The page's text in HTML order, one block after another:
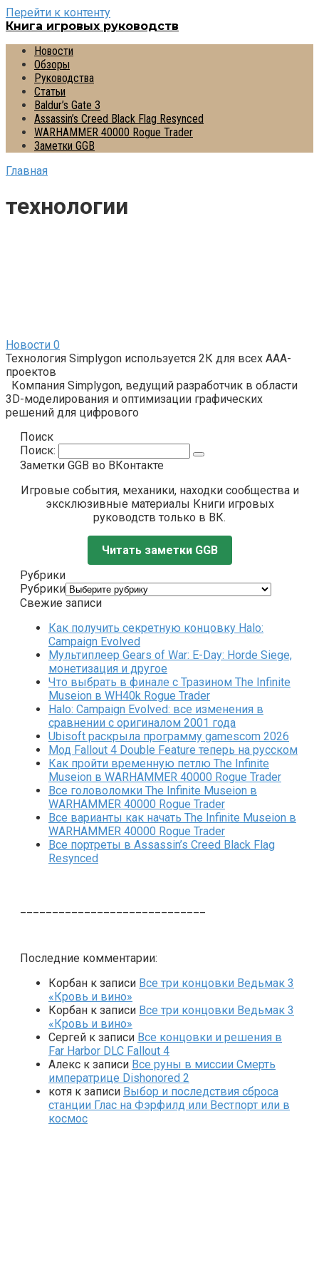
Перейти к контенту
Книга игровых руководств
Новости
Обзоры
Руководства
Статьи
Baldur’s Gate 3
Assassin’s Creed Black Flag Resynced
WARHAMMER 40000 Rogue Trader
Заметки GGB
Главная
технологии
Новости 0
Технология Simplygon используется 2К для всех ААА-
проектов
Компания Simplygon, ведущий разработчик в области
3D-моделирования и оптимизации графических
решений для цифрового
Поиск
Поиск:
Заметки GGB во ВКонтакте
Игровые события, механики, находки сообщества и
эксклюзивные материалы Книги игровых
руководств только в ВК.
Читать заметки GGB
Рубрики
Рубрики
Свежие записи
Как получить секретную концовку Halo:
Campaign Evolved
Мультиплеер Gears of War: E-Day: Horde Siege,
монетизация и другое
Что выбрать в финале с Тразином The Infinite
Museion в WH40k Rogue Trader
Halo: Campaign Evolved: все изменения в
сравнении с оригиналом 2001 года
Ubisoft раскрыла программу gamescom 2026
Мод Fallout 4 Double Feature теперь на русском
Как пройти временную петлю The Infinite
Museion в WARHAMMER 40000 Rogue Trader
Все головоломки The Infinite Museion в
WARHAMMER 40000 Rogue Trader
Все варианты как начать The Infinite Museion в
WARHAMMER 40000 Rogue Trader
Все портреты в Assassin’s Creed Black Flag
Resynced
Последние комментарии:
Корбан к записи Все три концовки Ведьмак 3
«Кровь и вино»
Корбан к записи Все три концовки Ведьмак 3
«Кровь и вино»
Сергей к записи Все концовки и решения в
Far Harbor DLC Fallout 4
Алекс к записи Все руны в миссии Смерть
императрице Dishonored 2
котя к записи Выбор и последствия сброса
станции Глас на Фэрфилд или Вестпорт или в
космос